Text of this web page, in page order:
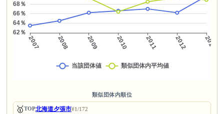
類似団体内順位
🥇TOP北海道夕張市#1/172